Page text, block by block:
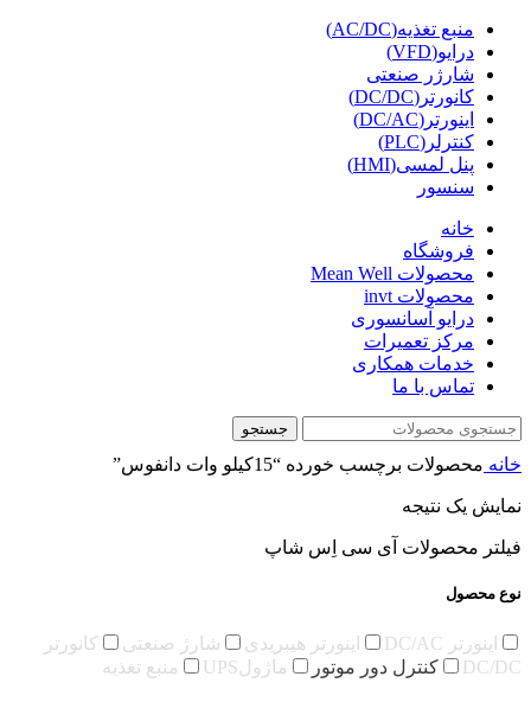
منبع تغذیه(AC/DC)
درایو(VFD)
شارژر صنعتی
کانورتر(DC/DC)
اینورتر(DC/AC)
کنترلر(PLC)
پنل لمسی(HMI)
سنسور
خانه
فروشگاه
محصولات Mean Well
محصولات invt
درایو آسانسوری
مرکز تعمیرات
خدمات همکاری
تماس با ما
جستجو
خانه محصولات برچسب خورده “15کیلو وات دانفوس”
نمایش یک نتیجه
فیلتر محصولات آی سی اِس شاپ
نوع محصول
اینورتر DC/AC اینورتر هیبریدی شارژ صنعتی
کانورتر
DC/DC
کنترل دور موتور ماژولUPS منبع تغذیه